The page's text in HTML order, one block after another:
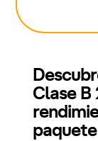
Clase B
paquete